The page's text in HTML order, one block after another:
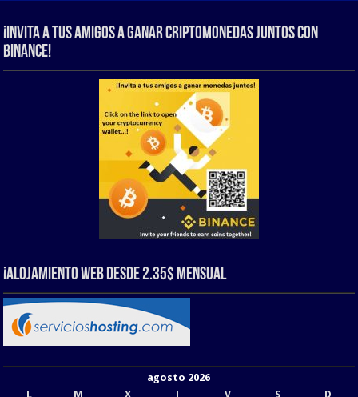
¡Invita a tus amigos a ganar criptomonedas juntos con
Binance!
¡Alojamiento web Desde 2.35$ Mensual
agosto 2026
L
M X J V S D